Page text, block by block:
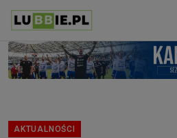
AKTUALNOŚCI